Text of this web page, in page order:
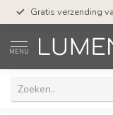
Gratis verzending
MENU